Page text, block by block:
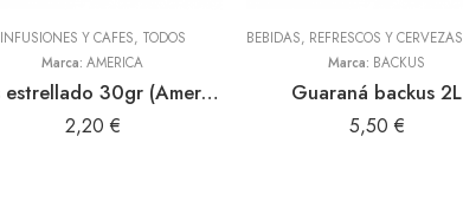
INFUSIONES Y CAFES, TODOS
Marca: AMERICA
Anis estrellado 30gr (America)
2,20 €
BEBIDAS, REFRESCOS Y CERVEZAS
Marca: BACKUS
Guaraná backus 2L
5,50 €